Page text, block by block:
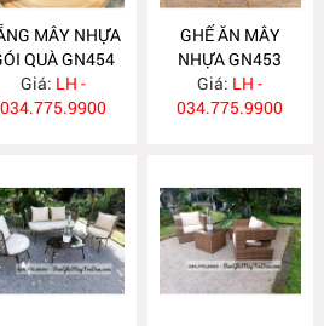
MÂY NHỰA
QUÀ GN454
Giá: LH -
034.775.9900
GHẾ ĂN MÂY
NHỰA GN453
Giá: LH -
034.775.9900